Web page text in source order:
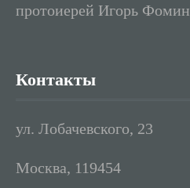
протоиерей Игорь Фомин
Контакты
ул. Лобачевского, 23
Москва, 119454